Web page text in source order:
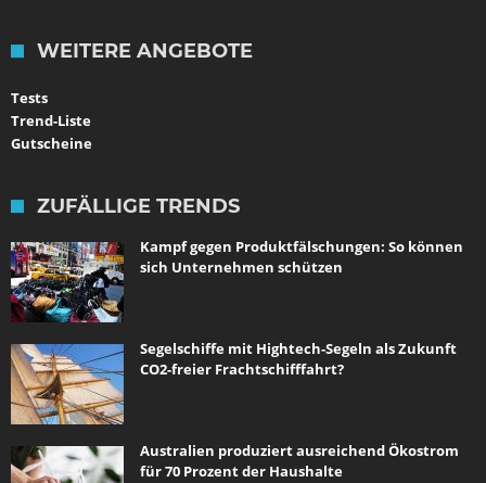
WEITERE ANGEBOTE
Tests
Trend-Liste
Gutscheine
ZUFÄLLIGE TRENDS
Kampf gegen Produktfälschungen: So können
sich Unternehmen schützen
Segelschiffe mit Hightech-Segeln als Zukunft
CO2-freier Frachtschifffahrt?
Australien produziert ausreichend Ökostrom
für 70 Prozent der Haushalte